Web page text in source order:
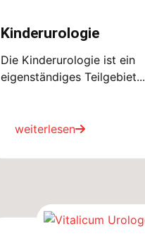
Kinderurologie
Die Kinderurologie ist ein
eigenständiges Teilgebiet...
weiterlesen